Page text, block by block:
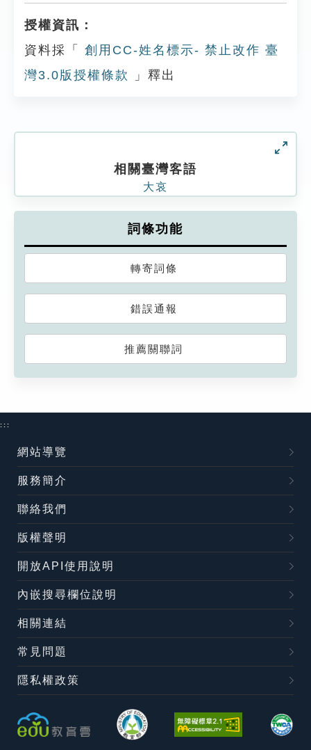
授權資訊：
資料採「
創用CC-姓名標示- 禁止改作 臺
灣3.0版授權條款
」釋出
相關臺灣客語
大哀
詞條功能
轉寄詞條
錯誤通報
推薦關聯詞
:::
網站導覽
服務簡介
聯絡我們
版權聲明
開放API使用說明
內嵌搜尋欄位說明
相關連結
常見問題
隱私權政策